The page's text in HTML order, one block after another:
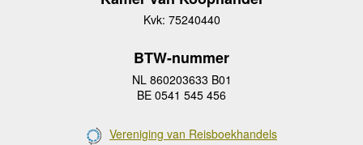
Kvk: 75240440
BTW-nummer
NL 860203633 B01
BE 0541 545 456
Vereniging van Reisboekhandels